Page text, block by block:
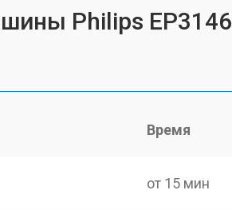
Philips EP3146
Время
от 15 мин